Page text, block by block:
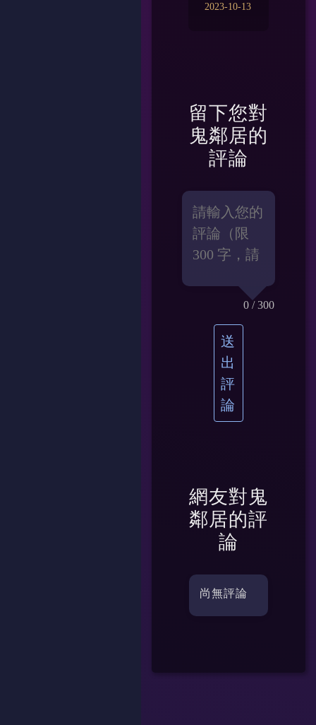
2023-10-13
留下您對
鬼鄰居的
評論
0 / 300
送
出
評
論
網友對 鬼
鄰居的評
論
尚無評論